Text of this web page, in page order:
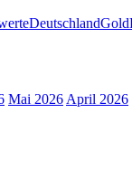
DeutschlandGold
Mai 2026April 2026